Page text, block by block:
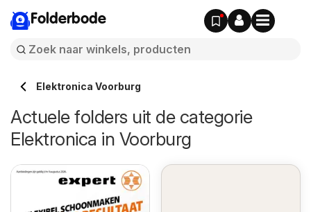
Folderbode
Elektronica Voorburg
Actuele folders uit de categorie
Elektronica in Voorburg